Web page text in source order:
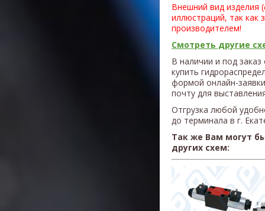
Внешний вид изделия
иллюстраций, так как
производителем!
Смотреть другие
В наличии и под
купить
формой онлайн-
почту для
Отгрузка любой
до терминала в г.
Так же Вам могут
других схем: